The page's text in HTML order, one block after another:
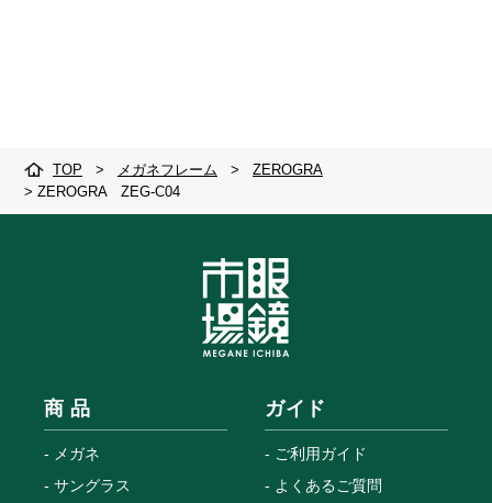
TOP > メガネフレーム >
ZEROGRA
> ZEROGRA ZEG-C04
商 品
メガネ
サングラス
ガイド
ご利用ガイド
よくあるご質問